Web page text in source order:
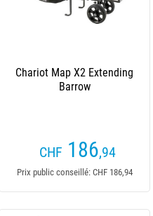
Chariot Map X2 Extending
Barrow
CHF 186,94
Prix public conseillé: CHF 186,94